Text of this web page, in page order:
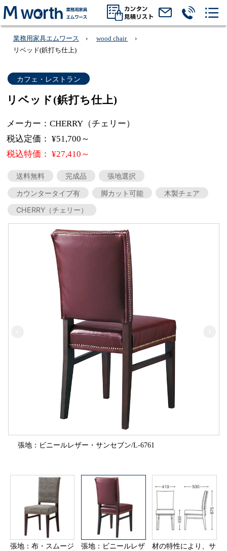
業務用家具エムワース
wood chair
リベッド(鋲打ち仕上)
カフェ・レストラン
リベッド(鋲打ち仕上)
メーカー：CHERRY（チェリー）
税込定価： ¥51,700～
税込特価： ¥27,410～
送料無料 完成品
張地選択
カウンタータイプ有
脚カット可能
木製チェア
CHERRY（チェリー）
張地：ビニールレザー・サンセブン/L-6761
張地：布・スムージ
張地：ビニールレザ
材の特性により、サ